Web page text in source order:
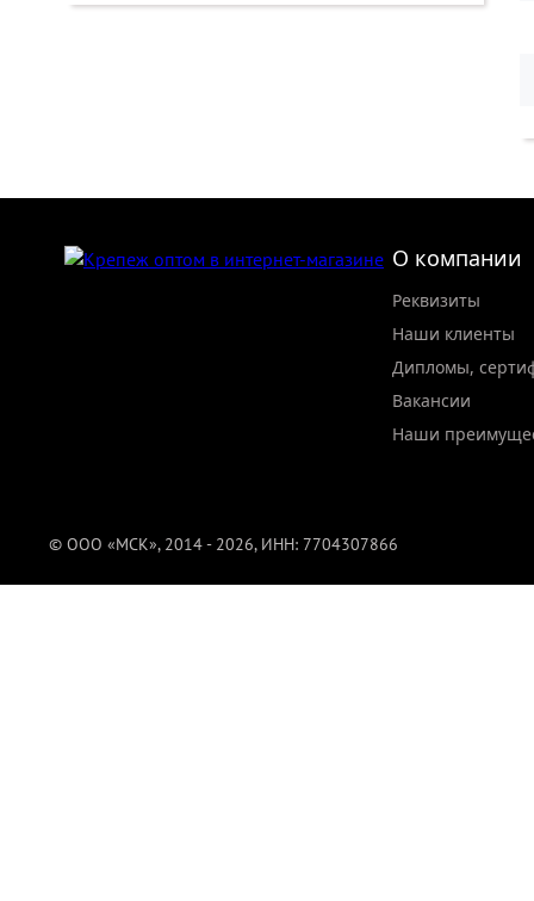
О компании
Реквизиты
Наши клиенты
Дипломы,
Вакансии
Наши
© ООО «МСК», 2014 - 2026, ИНН: 7704307866